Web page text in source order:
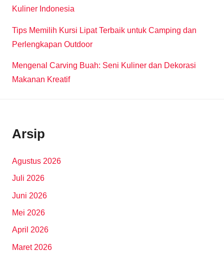
Kuliner Indonesia
Tips Memilih Kursi Lipat Terbaik untuk Camping dan
Perlengkapan Outdoor
Mengenal Carving Buah: Seni Kuliner dan Dekorasi
Makanan Kreatif
Arsip
Agustus 2026
Juli 2026
Juni 2026
Mei 2026
April 2026
Maret 2026